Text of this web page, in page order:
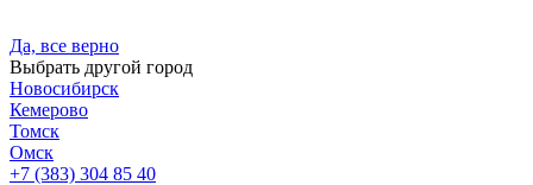
Да, все верно
Выбрать другой город
Новосибирск
Кемерово
Томск
Омск
+7 (383) 304 85 40